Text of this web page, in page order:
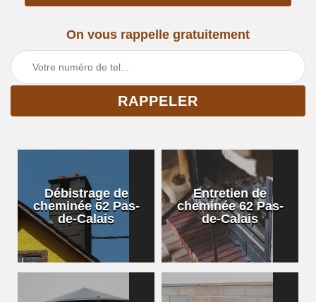
On vous rappelle gratuitement
Débistrage de
cheminée 62 Pas-
de-Calais
Entretien de
cheminée 62 Pas-
de-Calais